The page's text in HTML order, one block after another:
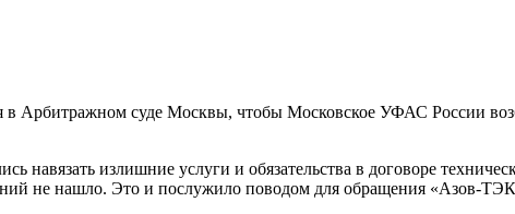
в Арбитражном суде Москвы, чтобы Московское УФАС России
навязать излишние услуги и обязательства в договоре
не нашло. Это и послужило поводом для обращения «Азов-